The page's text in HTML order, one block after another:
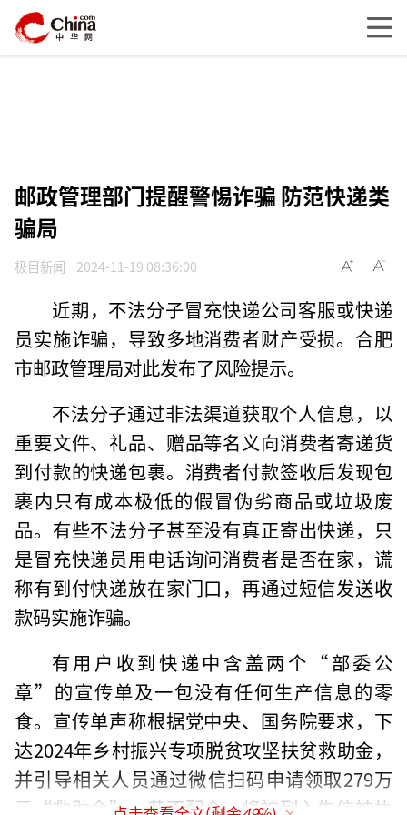
邮政管理部门提醒警惕诈骗 防范快递类
骗局
极目新闻 2024-11-19 08:36:00
近期，不法分子冒充快递公司客服或快递
员实施诈骗，导致多地消费者财产受损。合肥
市邮政管理局对此发布了风险提示。
不法分子通过非法渠道获取个人信息，以
重要文件、礼品、赠品等名义向消费者寄递货
到付款的快递包裹。消费者付款签收后发现包
裹内只有成本极低的假冒伪劣商品或垃圾废
品。有些不法分子甚至没有真正寄出快递，只
是冒充快递员用电话询问消费者是否在家，谎
称有到付快递放在家门口，再通过短信发送收
款码实施诈骗。
有用户收到快递中含盖两个“部委公
章”的宣传单及一包没有任何生产信息的零
食。宣传单声称根据党中央、国务院要求，下
达2024年乡村振兴专项脱贫攻坚扶贫救助金，
并引导相关人员通过微信扫码申请领取279万
元“救助金”。若不配合，将被列入失信被执